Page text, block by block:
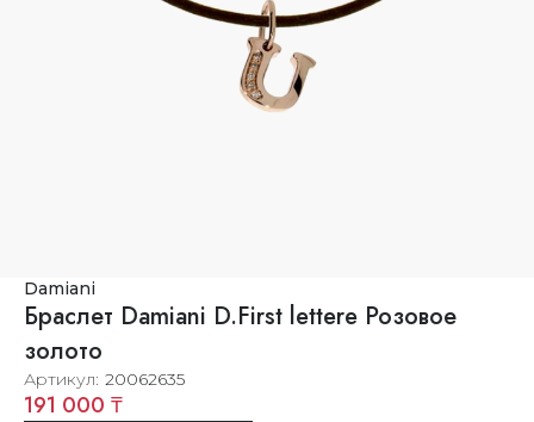
Damiani
Браслет Damiani D.First lettere Розовое
золото
Артикул 20062635
191 000 ₸